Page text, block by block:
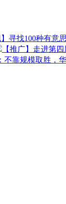
】寻找100种有意
【推广】走进第
不靠规模取胜，